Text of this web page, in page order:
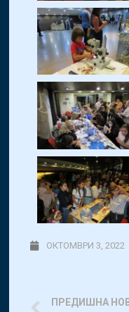
ОКТОМВРИ 3, 2022
ПРЕДИШНА